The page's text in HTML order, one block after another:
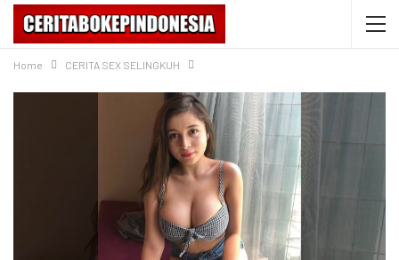
Home CERITA SEX SELINGKUH